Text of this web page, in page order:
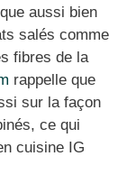
aussi bien
salés comme
fibres de la
rappelle que
sur la façon
ce qui
cuisine IG